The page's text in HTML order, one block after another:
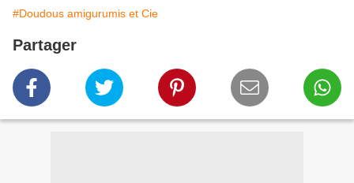
#Doudous amigurumis et Cie
Partager